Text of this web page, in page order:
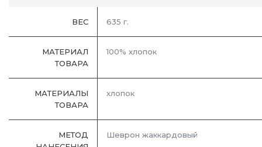
ВЕС 635 г.
МАТЕРИАЛ
ТОВАРА
100% хлопок
МАТЕРИАЛЫ
ТОВАРА
хлопок
МЕТОД
Шеврон жаккардовый